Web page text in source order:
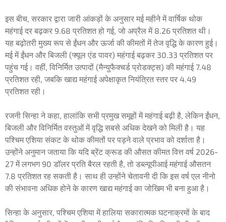
इस बीच, सरकार द्वारा जारी आंकड़ों के अनुसार मई महीने में वार्षिक थोक
महंगाई दर बढ़कर 9.68 प्रतिशत हो गई, जो अप्रैल में 8.26 प्रतिशत थी।
यह बढ़ोतरी मुख्य रूप से ईंधन और ऊर्जा की कीमतों में तेज वृद्धि के कारण हुई।
मई में ईंधन और बिजली (फ्यूल एंड पावर) महंगाई बढ़कर 30.33 प्रतिशत पर
पहुंच गई। वहीं, विनिर्मित उत्पादों (मैन्युफैक्चर्ड प्रोडक्ट्स) की महंगाई 7.48
प्रतिशत रही, जबकि खाद्य महंगाई अपेक्षाकृत नियंत्रित स्तर पर 4.49
प्रतिशत रही।
रजनी सिन्हा ने कहा, हालांकि सभी प्रमुख समूहों में महंगाई बढ़ी है, लेकिन ईंधन,
बिजली और विनिर्मित वस्तुओं में वृद्धि सबसे अधिक देखने को मिली है। यह
पश्चिम एशिया संकट के थोक कीमतों पर पड़ने वाले प्रभाव को दर्शाता है।
उन्होंने अनुमान जताया कि यदि ब्रेंट क्रूड की औसत कीमत वित्त वर्ष 2026-
27 में लगभग 90 डॉलर प्रति बैरल रहती है, तो डब्ल्यूपीआई महंगाई औसतन
7.8 प्रतिशत रह सकती है। साथ ही उन्होंने चेतावनी दी कि इस वर्ष एल नीनो
की संभावना अधिक होने के कारण खाद्य महंगाई का जोखिम भी बना हुआ है।
सिन्हा के अनुसार, पश्चिम एशिया में हालिया सकारात्मक घटनाक्रमों के बाद